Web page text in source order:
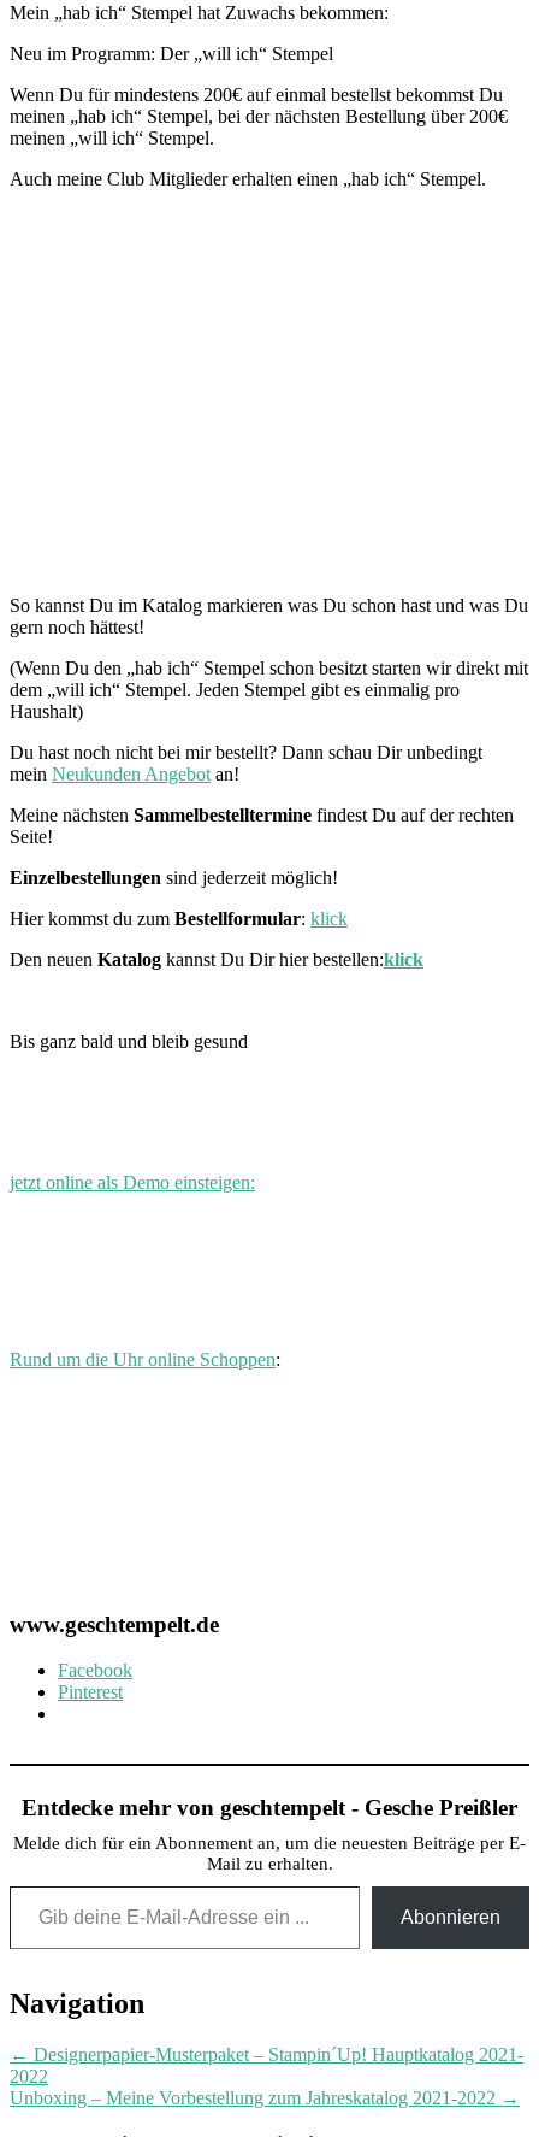
Mein „hab ich“ Stempel hat Zuwachs bekommen:
Neu im Programm: Der „will ich“ Stempel
Wenn Du für mindestens 200€ auf einmal bestellst bekommst Du
meinen „hab ich“ Stempel, bei der nächsten Bestellung über 200€
meinen „will ich“ Stempel.
Auch meine Club Mitglieder erhalten einen „hab ich“ Stempel.
So kannst Du im Katalog markieren was Du schon hast und was Du
gern noch hättest!
(Wenn Du den „hab ich“ Stempel schon besitzt starten wir direkt mit
dem „will ich“ Stempel. Jeden Stempel gibt es einmalig pro
Haushalt)
Du hast noch nicht bei mir bestellt? Dann schau Dir unbedingt
mein Neukunden Angebot an!
Meine nächsten Sammelbestelltermine findest Du auf der rechten
Seite!
Einzelbestellungen sind jederzeit möglich!
Hier kommst du zum Bestellformular: klick
Den neuen Katalog kannst Du Dir hier bestellen:klick
Bis ganz bald und bleib gesund
jetzt online als Demo einsteigen:
Rund um die Uhr online Schoppen:
www.geschtempelt.de
Facebook
Pinterest
Entdecke mehr von geschtempelt - Gesche Preißler
Melde dich für ein Abonnement an, um die neuesten Beiträge per E-
Mail zu erhalten.
Gib deine E-Mail-Adresse ein ...
Abonnieren
Post
Navigation
← Designerpapier-Musterpaket – Stampin´Up! Hauptkatalog 2021-
2022
Unboxing – Meine Vorbestellung zum Jahreskatalog 2021-2022 →